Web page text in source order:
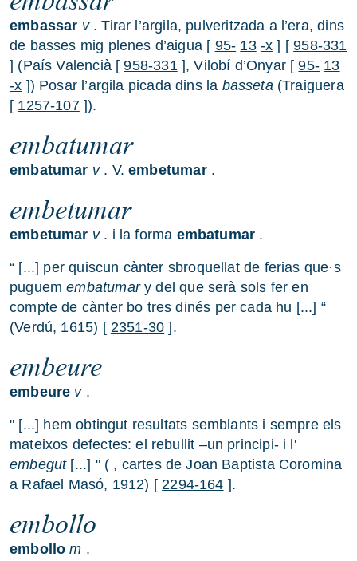
embassar v. Tirar l’argila, pulveritzada a l’era, dins
de basses mig plenes d’aigua [ 95- 13 -x ] [958-331
] (País Valencià [958-331], Vilobí d’Onyar [95- 13
-x ]) Posar l’argila picada dins la basseta(Traiguera
[ 1257-107]).
embatumar
embatumar v. V.embetumar.
embetumar
embetumar v. i la forma embatumar .
“ [...] per quiscun cànter sbroquellat de ferias que·s
puguemembatumary del que serà sols fer en
compte de cànter bo tres dinés per cada hu [...] “
(Verdú, 1615) [ 2351-30 ].
embeure
embeure v.
" [...] hem obtingut resultats semblants i sempre els
mateixos defectes: el rebullit –un principi- i l'
embegut[...] " ( , cartes de Joan Baptista Coromina
a Rafael Masó, 1912) [2294-164 ].
embollo
embollo m .